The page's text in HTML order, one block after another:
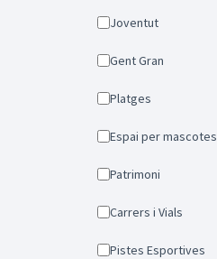
Joventut
Gent Gran
Platges
Espai per mascotes
Patrimoni
Carrers i Vials
Pistes Esportives